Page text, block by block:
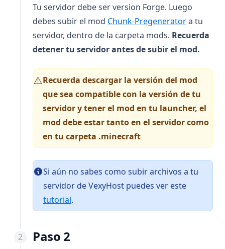
Tu servidor debe ser version Forge. Luego
debes subir el mod Chunk-Pregenerator(opens in
a tu
servidor, dentro de la carpeta mods. Recuerda
detener tu servidor antes de subir el mod.
⚠️Recuerda descargar la versión del mod
que sea compatible con la versión de tu
servidor y tener el mod en tu launcher, el
mod debe estar tanto en el servidor como
en tu carpeta .minecraft
Si aún no sabes como subir archivos a tu
servidor de VexyHost puedes ver este
tutorial.
Paso 2